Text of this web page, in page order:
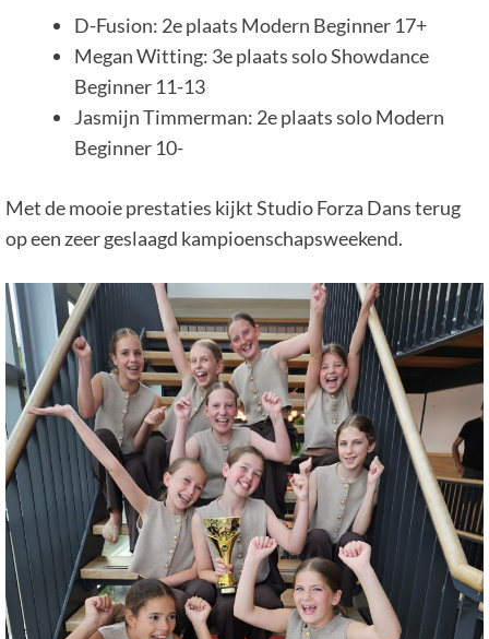
D-Fusion: 2e plaats Modern Beginner 17+
Megan Witting: 3e plaats solo Showdance
Beginner 11-13
Jasmijn Timmerman: 2e plaats solo Modern
Beginner 10-
Met de mooie prestaties kijkt Studio Forza Dans terug
op een zeer geslaagd kampioenschapsweekend.